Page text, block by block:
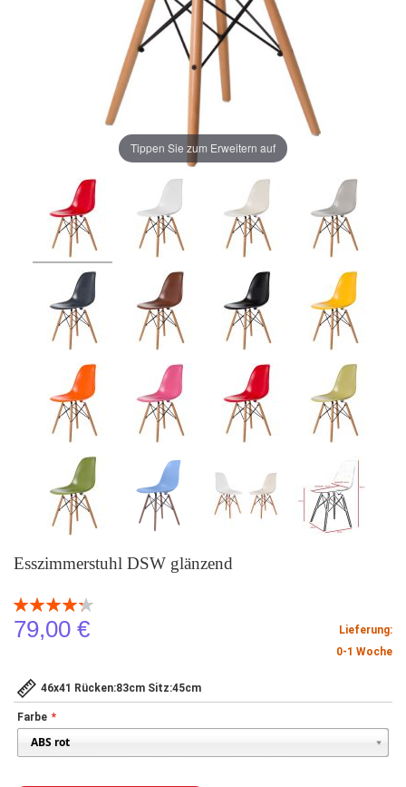
Esszimmerstuhl DSW glänzend
Bewertung:
86
% of100
79,00 €
Lieferung:
0-1 Woche
46x41 Rücken:83cm Sitz:45cm
Farbe
Tippen Sie zum Erweitern auf